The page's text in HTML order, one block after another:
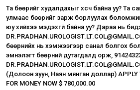
Та бөөрийг худалдахыг хүсч байна уу? Та
улмаас бөөрийг зарж борлуулах
юу хийхээ мэдэхгүй байна уу? Дараа нь
бөөрнийх нь хэмжээгээр санал болгох
эмнэлэгт бөөрний дутагдалд орж,
(Долоон зуун, Наян мянган доллар) APPLY
FOR MONEY NOW $ 780,000.00